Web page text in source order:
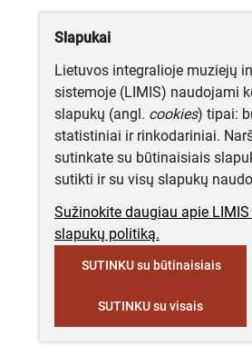
Slapukai
Lietuvos integralioje muziejų
sistemoje (LIMIS) naudojami
slapukų (angl. cookies) tipai:
statistiniai ir rinkodariniai.
sutinkate su būtinaisiais
sutikti ir su visų slapukų
Sužinokite daugiau apie
slapukų politiką.
SUTINKU su būtinaisiais
SUTINKU su visais